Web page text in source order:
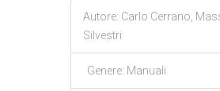
Autore: Carlo Cerrano,
Silvestri
Genere: Manuali